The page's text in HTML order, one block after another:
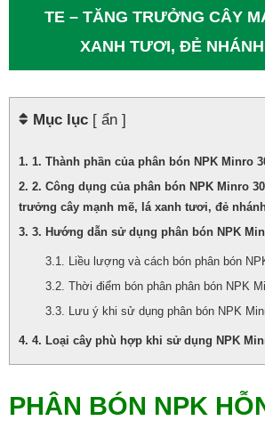
TE – TĂNG TRƯỞNG CÂY
XANH TƯƠI, ĐẺ
Mục lục [ ẩn ]
1. Thành phần của phân bón NPK Minro
2. Công dụng của phân bón NPK Minro
trưởng cây mạnh mẽ, lá xanh tươi, đẻ
3. Hướng dẫn sử dụng phân bón NPK
Liều lượng và cách bón phân bón
Thời điểm bón phân phân bón NPK
Lưu ý khi sử dụng phân bón NPK
4. Loại cây phù hợp khi sử dụng NPK
PHÂN BÓN NPK